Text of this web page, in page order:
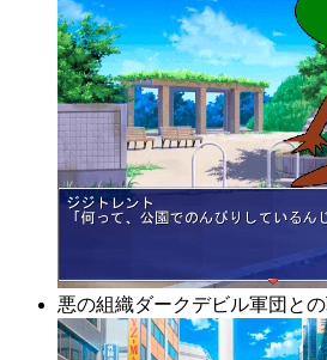
悪の組織ダークデビル軍団と